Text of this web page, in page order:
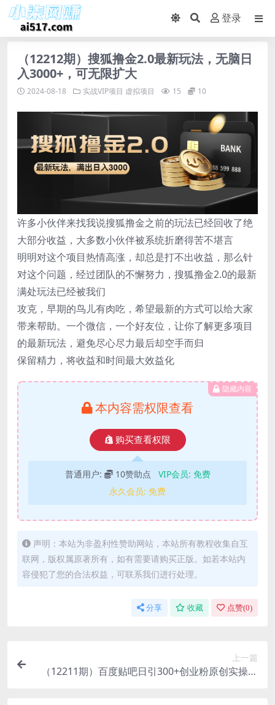
登录
（12212期）搜狐撸金2.0最新玩法，无脑日
入3000+，可无限扩大
2024-08-18 实战VIP项目 虚拟项目 15 10
许多小伙伴来找我说搜狐撸金之前的玩法已经回收了绝
大部分收益，大多数小伙伴被系统折磨得苦不堪言
明明对这个项目热情高涨，却总是打不出收益，那么针
对这个问题，经过团队的不懈努力，搜狐撸金2.0的最新
满处玩法已经被我们
攻克，早期的鸟儿有肉吃，希望最新的方式可以给大家
带来帮助。一个微信，一个好友位，让你了解更多项目
的最新玩法，避免尽心尽力最后却空手而归
保留精力，将收益和时间最大效益化
隐藏内容
本内容需权限查看
购买查看权限
普通用户: 10赞助点 VIP会员: 免费
永久会员: 免费
声明：本站为非盈利性赞助网站，本站所有教程收集自互
联网，版权属原著所有，如有需要请购买正版。如若本站内
容侵犯了您的合法权益，可联系我们进行处理。
分享 收藏 点赞(0)
上一篇
（12211期）百度贴吧日引300+创业粉原创实操教